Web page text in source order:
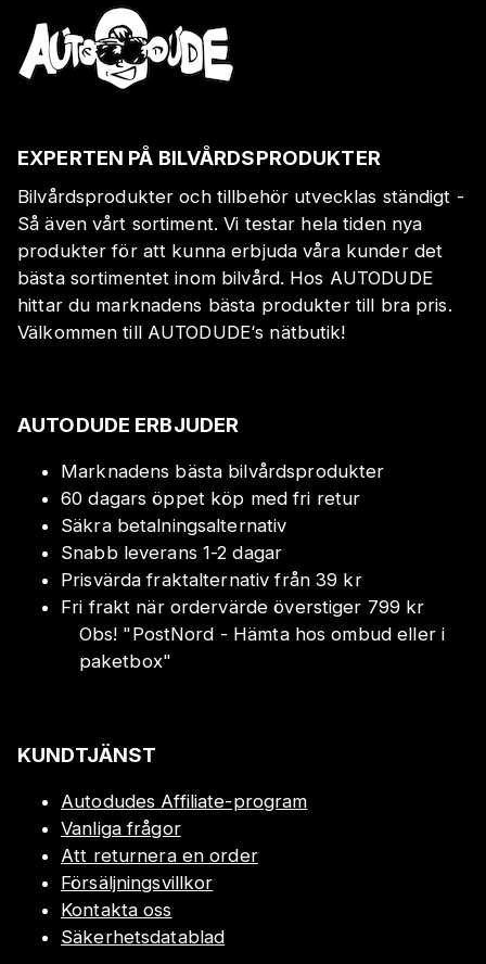
EXPERTEN PÅ BILVÅRDSPRODUKTER
Bilvårdsprodukter och tillbehör utvecklas ständigt -
Så även vårt sortiment. Vi testar hela tiden nya
produkter för att kunna erbjuda våra kunder det
bästa sortimentet inom bilvård. Hos AUTODUDE
hittar du marknadens bästa produkter till bra pris.
Välkommen till AUTODUDE‘s nätbutik!
AUTODUDE ERBJUDER
Marknadens bästa bilvårdsprodukter
60 dagars öppet köp med fri retur
Säkra betalningsalternativ
Snabb leverans 1-2 dagar
Prisvärda fraktalternativ från 39 kr
Fri frakt när ordervärde överstiger 799 kr
Obs! "PostNord - Hämta hos ombud eller i
paketbox"
KUNDTJÄNST
Autodudes Affiliate-program
Vanliga frågor
Att returnera en order
Försäljningsvillkor
Kontakta oss
Säkerhetsdatablad